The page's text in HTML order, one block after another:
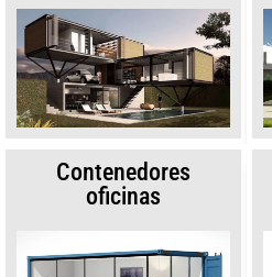
Contenedores
oficinas